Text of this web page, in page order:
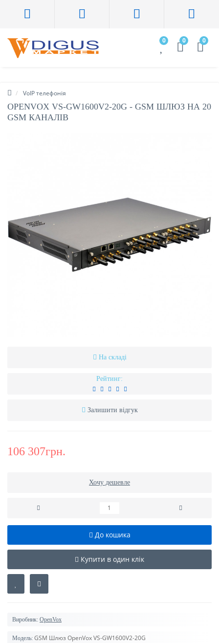
0 0 0
VoIP телефонія
OPENVOX VS-GW1600V2-20G - GSM ШЛЮЗ НА 20
GSM КАНАЛІВ
На складі
Рейтинг:
Залишити відгук
106 307грн.
Хочу дешевле
До кошика
Купити в один клік
Виробник: OpenVox
Модель: GSM Шлюз OpenVox VS-GW1600V2-20G